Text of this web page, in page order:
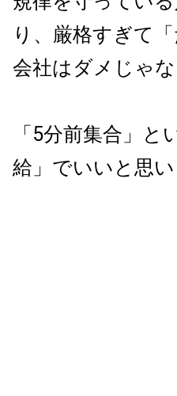
り、厳格すぎて
会社はダメじゃ
「5分前集合」
給」でいいと思い